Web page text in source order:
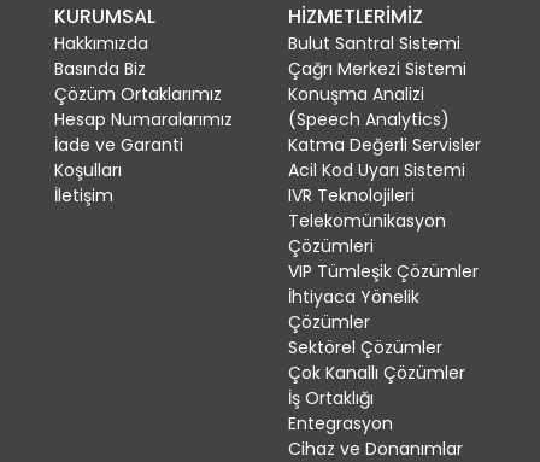
KURUMSAL
Hakkımızda
Basında Biz
Çözüm Ortaklarımız
Hesap Numaralarımız
İade ve Garanti
Koşulları
İletişim
HİZMETLERİMİZ
Bulut Santral Sistemi
Çağrı Merkezi Sistemi
Konuşma Analizi
(Speech Analytics)
Katma Değerli Servisler
Acil Kod Uyarı Sistemi
IVR Teknolojileri
Telekomünikasyon
Çözümleri
VIP Tümleşik Çözümler
İhtiyaca Yönelik
Çözümler
Sektörel Çözümler
Çok Kanallı Çözümler
İş Ortaklığı
Entegrasyon
Cihaz ve Donanımlar